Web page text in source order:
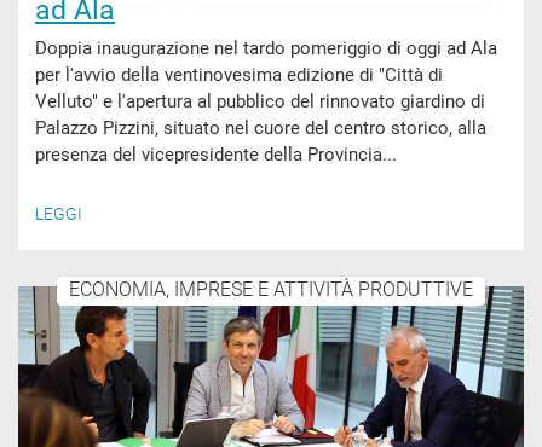
ad Ala
Doppia inaugurazione nel tardo pomeriggio di oggi ad Ala
per l'avvio della ventinovesima edizione di "Città di
Velluto" e l'apertura al pubblico del rinnovato giardino di
Palazzo Pizzini, situato nel cuore del centro storico, alla
presenza del vicepresidente della Provincia...
LEGGI
ECONOMIA, IMPRESE E ATTIVITÀ PRODUTTIVE